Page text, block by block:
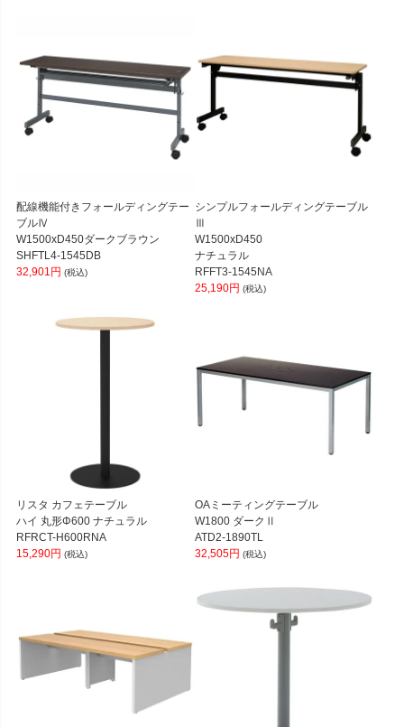
配線機能付きフォールディングテー
ブルⅣ
W1500xD450ダークブラウン
SHFTL4-1545DB
32,901円 (税込)
シンプルフォールディングテーブル
Ⅲ
W1500xD450
ナチュラル
RFFT3-1545NA
25,190円 (税込)
リスタ カフェテーブル
ハイ 丸形Φ600 ナチュラル
RFRCT-H600RNA
15,290円 (税込)
OAミーティングテーブル
W1800 ダークⅡ
ATD2-1890TL
32,505円 (税込)